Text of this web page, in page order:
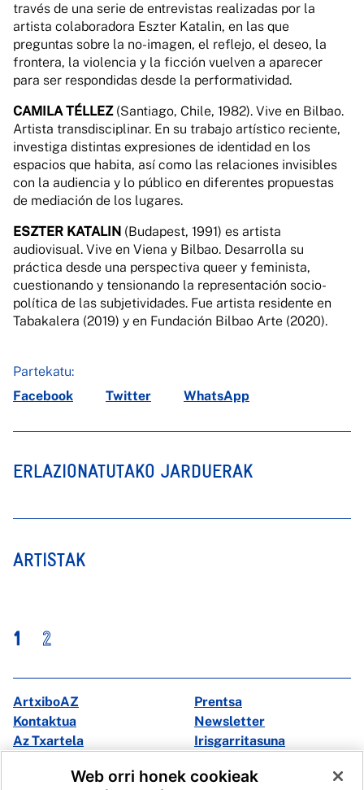
través de una serie de entrevistas realizadas por la
artista colaboradora Eszter Katalin, en las que
preguntas sobre la no-imagen, el reflejo, el deseo, la
frontera, la violencia y la ficción vuelven a aparecer
para ser respondidas desde la performatividad.
CAMILA TÉLLEZ(Santiago, Chile, 1982). Vive en Bilbao.
Artista transdisciplinar. En su trabajo artístico reciente,
investiga distintas expresiones de identidad en los
espacios que habita, así como las relaciones invisibles
con la audiencia y lo público en diferentes propuestas
de mediación de los lugares.
ESZTER KATALIN (Budapest, 1991) es artista
audiovisual. Vive en Viena y Bilbao. Desarrolla su
práctica desde una perspectiva queer y feminista,
cuestionando y tensionando la representación socio-
política de las subjetividades. Fue artista residente en
Tabakalera (2019) y en Fundación Bilbao Arte (2020).
Partekatu:
Facebook
Twitter WhatsApp
ERLAZIONATUTAKO JARDUERAK
ARTISTAK
1 2
ArtxiboAZ
Prentsa
Kontaktua
Newsletter
Az Txartela
Irisgarritasuna
Web orri honek cookieak